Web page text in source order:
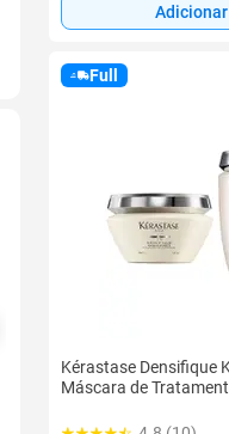
Full
Kérastase Densifique
Máscara de